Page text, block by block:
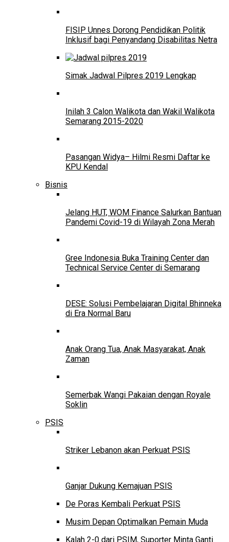
FISIP Unnes Dorong Pendidikan Politik
Inklusif bagi Penyandang Disabilitas Netra
Simak Jadwal Pilpres 2019 Lengkap
Inilah 3 Calon Walikota dan Wakil Walikota
Semarang 2015-2020
Pasangan Widya– Hilmi Resmi Daftar ke
KPU Kendal
Bisnis
Jelang HUT, WOM Finance Salurkan Bantuan
Pandemi Covid-19 di Wilayah Zona Merah
Gree Indonesia Buka Training Center dan
Technical Service Center di Semarang
DESE: Solusi Pembelajaran Digital Bhinneka
di Era Normal Baru
Anak Orang Tua, Anak Masyarakat, Anak
Zaman
Semerbak Wangi Pakaian dengan Royale
Soklin
PSIS
Striker Lebanon akan Perkuat PSIS
Ganjar Dukung Kemajuan PSIS
De Poras Kembali Perkuat PSIS
Musim Depan Optimalkan Pemain Muda
Kalah 2-0 dari PSIM, Suporter Minta Ganti